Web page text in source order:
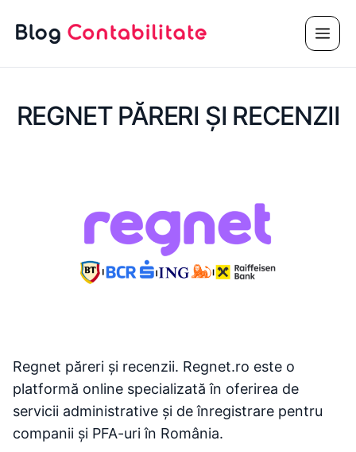
REGNET PĂRERI ȘI RECENZII
Regnet păreri și recenzii. Regnet.ro este o
platformă online specializată în oferirea de
servicii administrative și de înregistrare pentru
companii și PFA-uri în România.